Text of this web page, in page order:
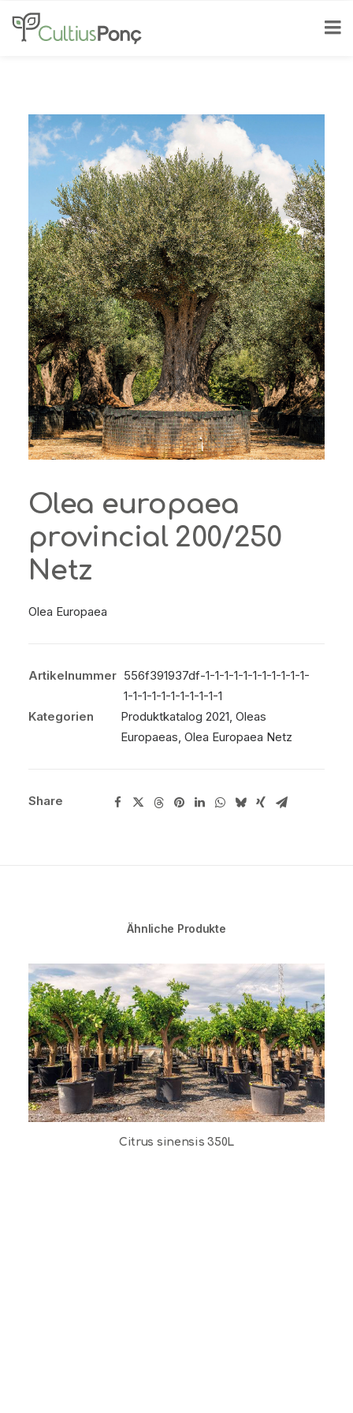
Olea europaea
provincial 200/250
Netz
Olea Europaea
Artikelnummer 556f391937df-1-1-1-1-1-1-1-1-1-1-1-
1-1-1-1-1-1-1-1-1-1-1
Kategorien
Produktkatalog 2021, Oleas
Europaeas, Olea Europaea Netz
Share
Ähnliche Produkte
Citrus sinensis 350L